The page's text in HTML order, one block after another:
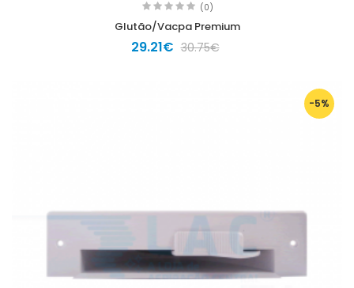
(0)
Glutão/Vacpa Premium
29.21€ 30.75€
-5%